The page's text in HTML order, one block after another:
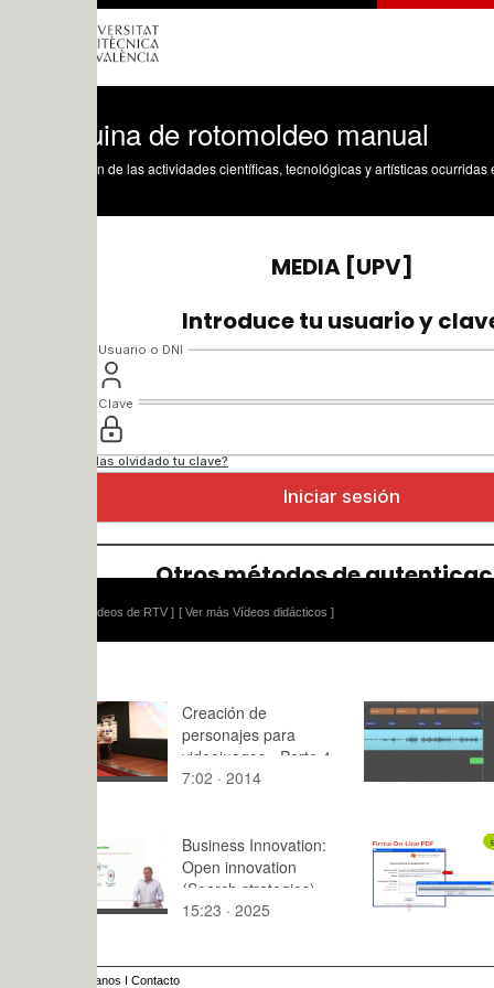
de rotomoldeo manual
de las actividades científicas, tecnológicas y artísticas ocurridas en los tres
[ Ver más Vídeos didácticos ]
Creación de
personajes para
videojuegos - Parte 4
7:02 · 2014
Relato
7:04 · 2014
Business Innovation:
Open innovation
(Search strategies)
15:23 · 2025
¿Cómo
Firma
3:04 · 2014